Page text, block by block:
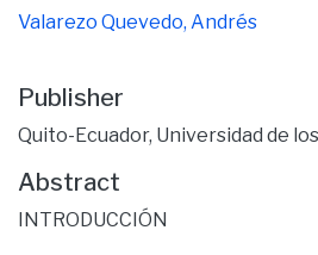
Valarezo Quevedo, Andrés
Publisher
Quito-Ecuador, Universidad de
Abstract
INTRODUCCIÓN